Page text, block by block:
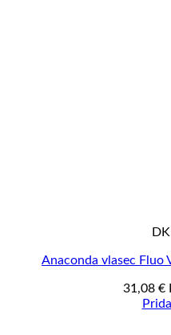
Anaconda vlasec Fluo
31,08 €